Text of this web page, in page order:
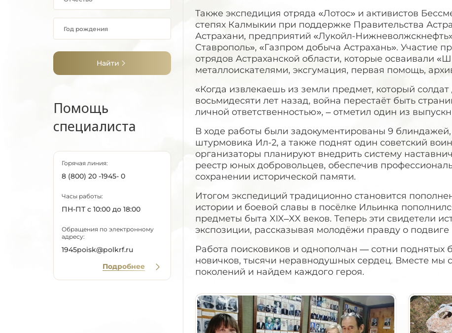
Найти
Помощь
специалиста
Горячая линия:
8 (800) 20 -1945- 0
Часы работы:
ПН-ПТ с 10:00 до 18:00
Обращения по электронному
адресу:
1945poisk@polkrf.ru
Подробнее
Также экспедиция отряда «Лотос» и активистов
степях Калмыкии при поддержке Правительства
Астрахани, предприятий «Лукойл-
Ставрополь», «Газпром добыча Астрахань». Участие
отрядов Астраханской области, которые осваивали
металлоискателями, эксгумация, первая помощь,
«Когда извлекаешь из земли предмет, который
восьмидесяти лет назад, война перестаёт быть
личной ответственностью», – отметил один из
В ходе работы были задокументированы 9
штурмовика Ил-2, а также поднят один советский
организаторы планируют внедрить систему
реестр юных добровольцев, обеспечив
сохранении исторической памяти.
Итогом экспедиций традиционно становится
истории и боевой славы в посёлке Ильинка
предметы быта XIX–XX веков. Теперь эти свидетели
экспозиции, рассказывая молодёжи правду о подвиге
Работа поисковиков и однополчан — сотни поднятых
новичков, тысячи неравнодушных сердец. Вместе мы
поколений и найдем каждого героя.